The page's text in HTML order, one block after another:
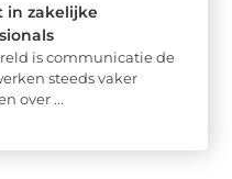
in zakelijke
is communicatie de
steeds vaker
over ...